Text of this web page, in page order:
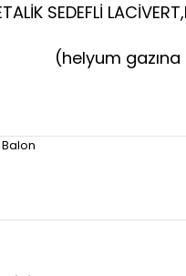
SEDEFLİ
(helyum